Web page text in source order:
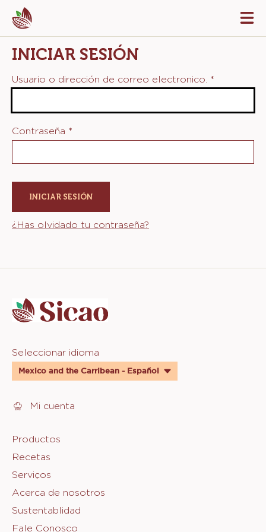
Skip
to
main
content
INICIAR SESIÓN
Usuario o dirección de correo electronico. *
Contraseña *
¿Has olvidado tu contraseña?
info
Website
quick
links
Seleccionar idioma
Mexico and the Carribean - Español
Mi cuenta
Footer
Sicao
Productos
Recetas
Serviços
Acerca de nosotros
Sustentablidad
Fale Conosco